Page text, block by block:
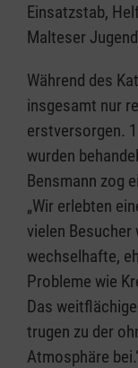
Einsatzstab,
Malteser
Während des
insgesamt nur
erstversorgen.
wurden
Bensmann zog
„Wir erlebten
vielen
wechselhafte,
Probleme wie
Das
trugen zu der
Atmosphäre